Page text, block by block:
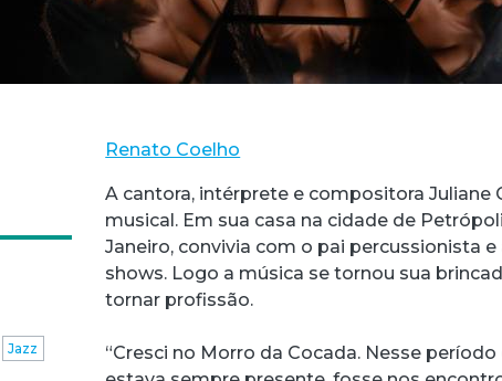
Renato Coelho
A cantora, intérprete e compositora Juliane
musical. Em sua casa na cidade de
Janeiro, convivia com o pai percussionista
shows. Logo a música se tornou sua
tornar profissão.
“Cresci no Morro da Cocada. Nesse
Jazz